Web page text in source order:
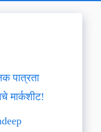
पात्रता
मार्कशीट!